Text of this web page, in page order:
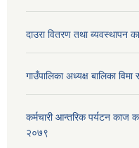
दाउरा वितरण तथा ब्यवस्थापन
गाउँपालिका अध्यक्ष बालिका
कर्मचारी आन्तरिक पर्यटन काज
२०७९